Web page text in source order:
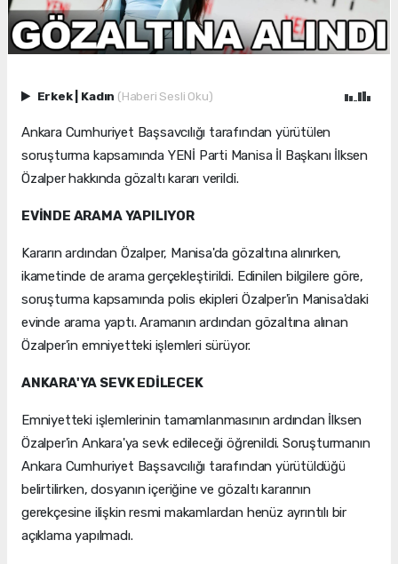
Erkek Kadın (Haberi Sesli Oku)
Ankara Cumhuriyet Başsavcılığı tarafından yürütülen
soruşturma kapsamında YENİ Parti Manisa İl Başkanı İlksen
Özalper hakkında gözaltı kararı verildi.
EVİNDE ARAMA YAPILIYOR
Kararın ardından Özalper, Manisa'da gözaltına alınırken,
ikametinde de arama gerçekleştirildi. Edinilen bilgilere göre,
soruşturma kapsamında polis ekipleri Özalper'in Manisa'daki
evinde arama yaptı. Aramanın ardından gözaltına alınan
Özalper'in emniyetteki işlemleri sürüyor.
ANKARA'YA SEVK EDİLECEK
Emniyetteki işlemlerinin tamamlanmasının ardından İlksen
Özalper'in Ankara'ya sevk edileceği öğrenildi. Soruşturmanın
Ankara Cumhuriyet Başsavcılığı tarafından yürütüldüğü
belirtilirken, dosyanın içeriğine ve gözaltı kararının
gerekçesine ilişkin resmi makamlardan henüz ayrıntılı bir
açıklama yapılmadı.